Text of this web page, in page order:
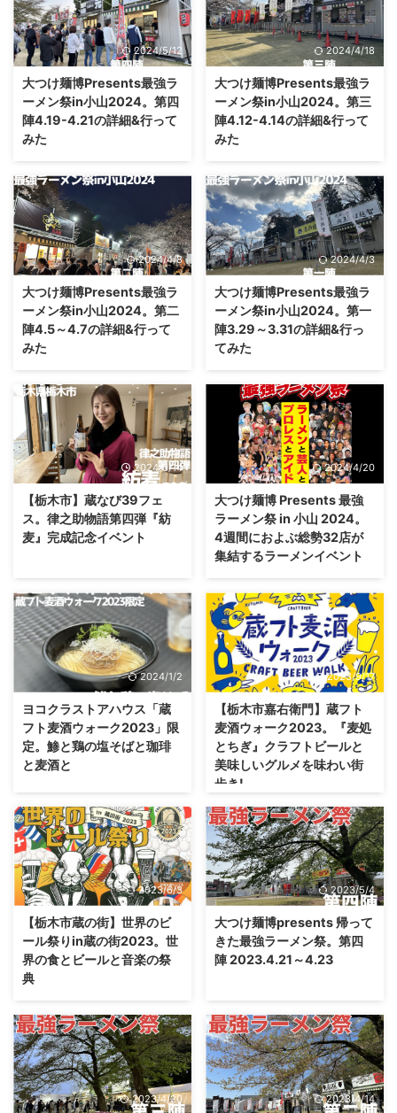
2024/5/12
大つけ麺博Presents最強ラ
ーメン祭in小山2024。第四
陣4.19-4.21の詳細&行って
みた
2024/4/18
大つけ麺博Presents最強ラ
ーメン祭in小山2024。第三
陣4.12-4.14の詳細&行って
みた
2024/4/8
大つけ麺博Presents最強ラ
ーメン祭in小山2024。第二
陣4.5～4.7の詳細&行って
みた
2024/4/3
大つけ麺博Presents最強ラ
ーメン祭in小山2024。第一
陣3.29～3.31の詳細&行っ
てみた
2024/3/14
【栃木市】蔵なび39フェ
ス。律之助物語第四弾『紡
麦』完成記念イベント
2024/4/20
大つけ麺博 Presents 最強
ラーメン祭 in 小山 2024。
4週間におよぶ総勢32店が
集結するラーメンイベント
2024/1/2
ヨコクラストアハウス「蔵
フト麦酒ウォーク2023」限
定。鯵と鶏の塩そばと珈琲
と麦酒と
2023/9/17
【栃木市嘉右衛門】蔵フト
麦酒ウォーク2023。『麦処
とちぎ』クラフトビールと
美味しいグルメを味わい街
歩き!
2023/6/3
【栃木市蔵の街】世界のビ
ール祭りin蔵の街2023。世
界の食とビールと音楽の祭
典
2023/5/4
大つけ麺博presents 帰って
きた最強ラーメン祭。第四
陣 2023.4.21～4.23
2023/4/20 2023/4/14